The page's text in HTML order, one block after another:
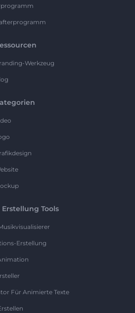
Werkzeug
Tools
Erstellung
Für Animierte Texte